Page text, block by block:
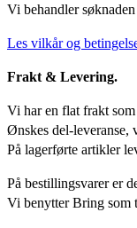
Vi behandler
Les vilkår og
Frakt & Levering.
Vi har en flat frakt
Ønskes del-leveranse,
På lagerførte artikler
På bestillingsvarer er
Vi benytter Bring som